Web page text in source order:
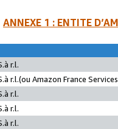
ANNEXE 1 : ENTITE
r.l.
r.l.(ou Amazon France
r.l.
r.l.
r.l.